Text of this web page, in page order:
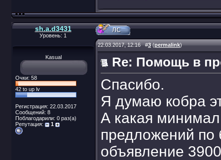
sh.a.d3431
Уровень: 1
Kasual
Очки: 58
42 to up lv
Регистрация: 22.03.2017
Сообщений: 8
Поблагодарили: 0 раз(а)
Репутация:
1
22.03.2017, 12:16#3(permalink)
Re: Помощь в
Спасибо.
Я думаю кобра
А какая
предложений по
объявление